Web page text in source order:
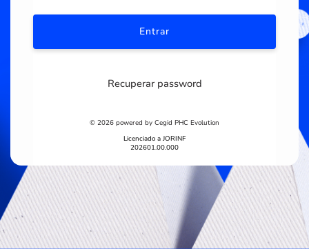
Recuperar password
© 2026 powered by Cegid PHC Evolution
Licenciado a JORINF
202601.00.000